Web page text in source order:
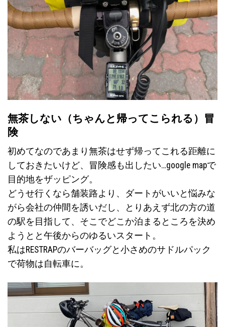
無茶しない（ちゃんと帰ってこられる）冒
険
初めてなのであまり無茶はせず帰ってこれる距離に
しておきたいけど、冒険感も出したい…google mapで
目的地をザッピング。
どうせ行くなら舗装路より、ダートがいいと悩みな
がら会社の仲間を誘いだし、とりあえず北の方の道
の駅を目指して、そこでどこか泊まるところを決め
ようとと午後からのゆるいスタート。
私はRESTRAPのバーバッグと小さめのサドルパック
で荷物は自転車に。